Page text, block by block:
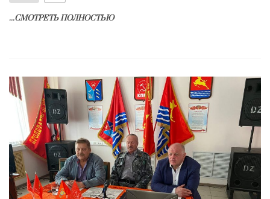
...СМОТРЕТЬ ПОЛНОСТЬЮ